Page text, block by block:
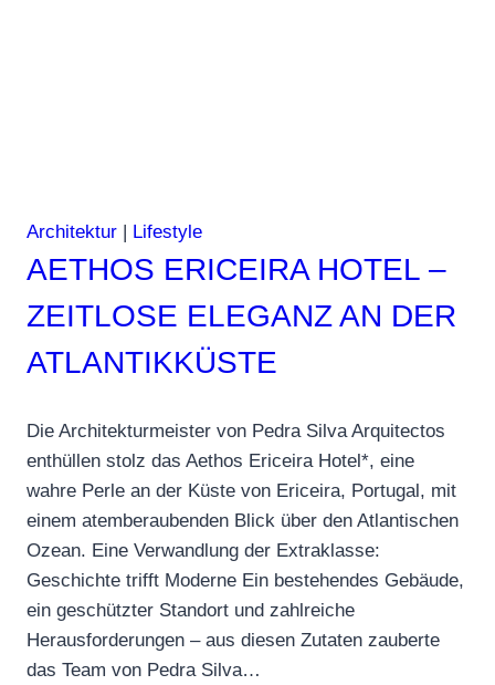
Architektur Lifestyle
AETHOS ERICEIRA HOTEL –
ZEITLOSE ELEGANZ AN DER
ATLANTIKKÜSTE
Die Architekturmeister von Pedra Silva Arquitectos
enthüllen stolz das Aethos Ericeira Hotel*, eine
wahre Perle an der Küste von Ericeira, Portugal, mit
einem atemberaubenden Blick über den Atlantischen
Ozean. Eine Verwandlung der Extraklasse:
Geschichte trifft Moderne Ein bestehendes Gebäude,
ein geschützter Standort und zahlreiche
Herausforderungen – aus diesen Zutaten zauberte
das Team von Pedra Silva…